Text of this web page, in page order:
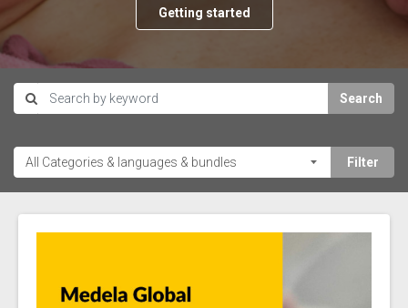
Getting started
Search